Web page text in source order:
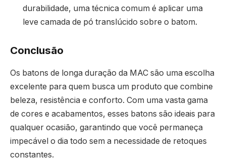
durabilidade, uma técnica comum é aplicar uma
leve camada de pó translúcido sobre o batom.
Conclusão
Os batons de longa duração da MAC são uma escolha
excelente para quem busca um produto que combine
beleza, resistência e conforto. Com uma vasta gama
de cores e acabamentos, esses batons são ideais para
qualquer ocasião, garantindo que você permaneça
impecável o dia todo sem a necessidade de retoques
constantes.